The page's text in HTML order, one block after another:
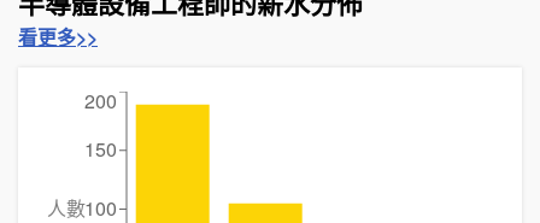
看更多>>
100
150
200
人數